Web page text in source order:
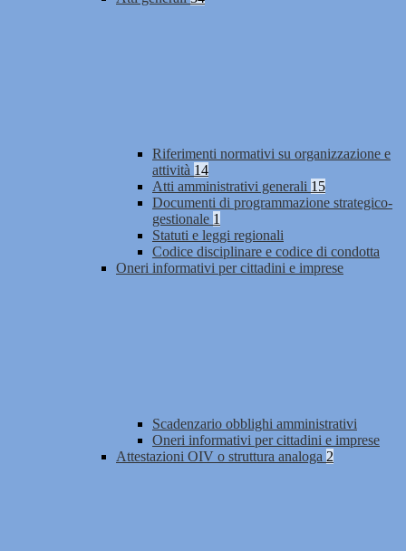
Riferimenti normativi su organizzazione e
attività 14
Atti amministrativi generali 15
Documenti di programmazione strategico-
gestionale 1
Statuti e leggi regionali
Codice disciplinare e codice di condotta
Oneri informativi per cittadini e imprese
Scadenzario obblighi amministrativi
Oneri informativi per cittadini e imprese
Attestazioni OIV o struttura analoga 2